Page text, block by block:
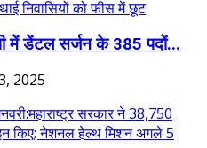
में डेंटल सर्जन के 385 पदों...
2025